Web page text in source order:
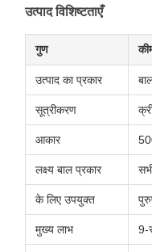
उत्पाद विशिष्टताएँ
गुण
उत्पाद का प्रकार
सूत्रीकरण
आकार
लक्ष्य बाल प्रकार
के लिए उपयुक्त
मुख्य लाभ 9-